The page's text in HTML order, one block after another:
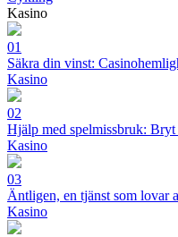
Kasino
01
Säkra din vinst:
Kasino
02
Hjälp med spelmissbruk:
Kasino
03
Äntligen, en tjänst som lovar
Kasino